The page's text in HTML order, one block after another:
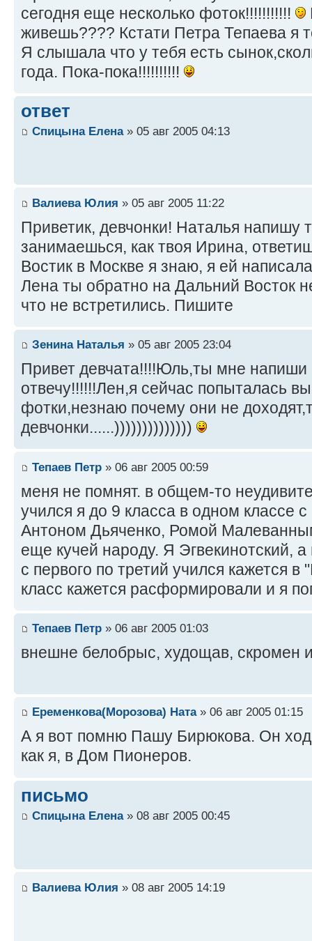
сегодня еще несколько фоток!!!!!!!!!!!
живешь???? Кстати Петра Тепаева я
Я слышала что у тебя есть
года. Пока-пока!!!!!!!!!!
ответ
Спицына Елена» 05 авг 2005 04:13
Валиева Юлия » 05 авг 2005 11:22
Приветик, девчонки! Наталья напишу
занимаешься, как твоя Ирина,
Востик в Москве я знаю, я ей
Лена ты обратно на Дальний Восток
что не встретились. Пишите
Зенина Наталья » 05 авг 2005 23:04
Привет девчата!!!!Юль,ты мне напиши
отвечу!!!!!!Лен,я сейчас попыталась
фотки,незнаю почему они не
девчонки......))))))))))))))
Тепаев Петр » 06 авг 2005 00:59
меня не помнят. в общем-то
учился я до 9 класса в одном классе
Антоном Дьяченко, Ромой
еще кучей народу. Я Эгвекинотский, а
с первого по третий учился кажется в
класс кажется расформировали и я
Тепаев Петр » 06 авг 2005 01:03
внешне белобрыс, худощав, скромен
Еременкова(Морозова) Ната» 06 авг 2005 01:15
А я вот помню Пашу Бирюкова. Он
как я, в Дом Пионеров.
письмо
Спицына Елена» 08 авг 2005 00:45
Валиева Юлия » 08 авг 2005 14:19